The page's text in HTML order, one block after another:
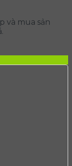
và mua sản